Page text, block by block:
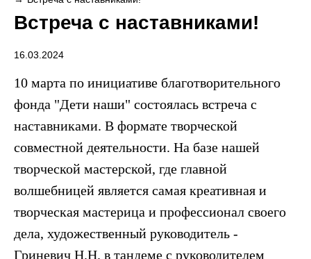
Встреча с наставниками!
16.03.2024
10 марта по инициативе благотворительного
фонда "Дети наши" состоялась встреча с
наставниками. В формате творческой
совместной деятельности. На базе нашей
творческой мастерской, где главной
волшебницей является самая креативная и
творческая мастерица и профессионал своего
дела, художественный руководитель -
Гриневич Н.Н. в тандеме с руководителем